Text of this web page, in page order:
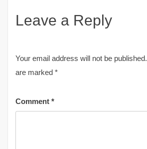
Leave a Reply
Your email address will not be published.
are marked *
Comment *